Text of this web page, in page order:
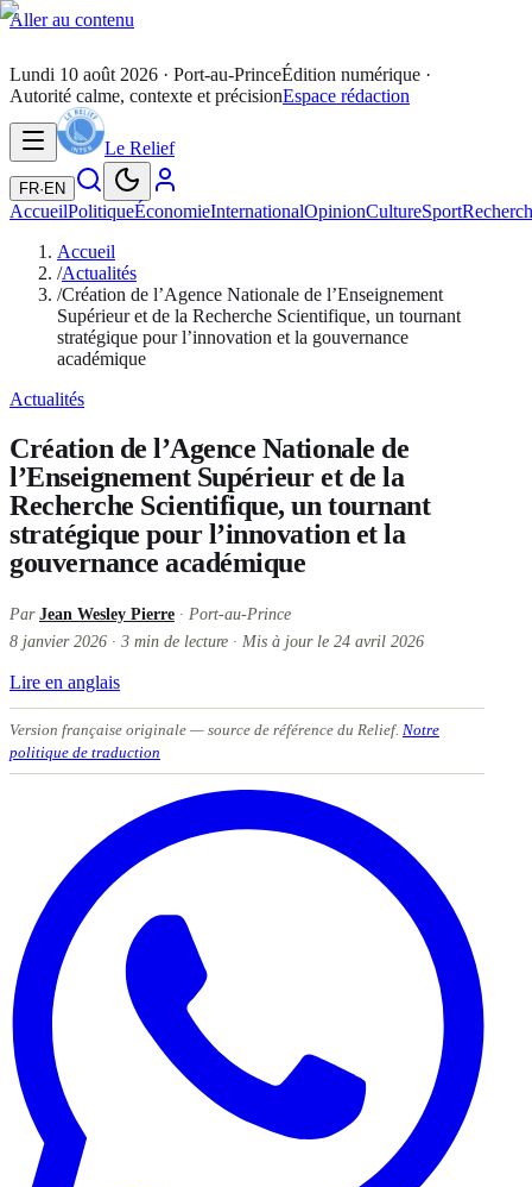
Aller au contenu
Lundi 10 août 2026 · Port-au-PrinceÉdition numérique ·
Autorité calme, contexte et précisionEspace rédaction
Le Relief
FR· EN
AccueilPolitiqueÉconomieInternationalOpinionCultureSport
Accueil
/Actualités
/Création de l’Agence Nationale de l’Enseignement
Supérieur et de la Recherche Scientifique, un tournant
stratégique pour l’innovation et la gouvernance
académique
Actualités
Création de l’Agence Nationale de
l’Enseignement Supérieur et de la
Recherche Scientifique, un tournant
stratégique pour l’innovation et la
gouvernance académique
Par Jean Wesley Pierre · Port-au-Prince
8 janvier 2026 · 3 min de lecture · Mis à jour le 24 avril 2026
Lire en anglais
Version française originale — source de référence du Relief. Notre
politique de traduction